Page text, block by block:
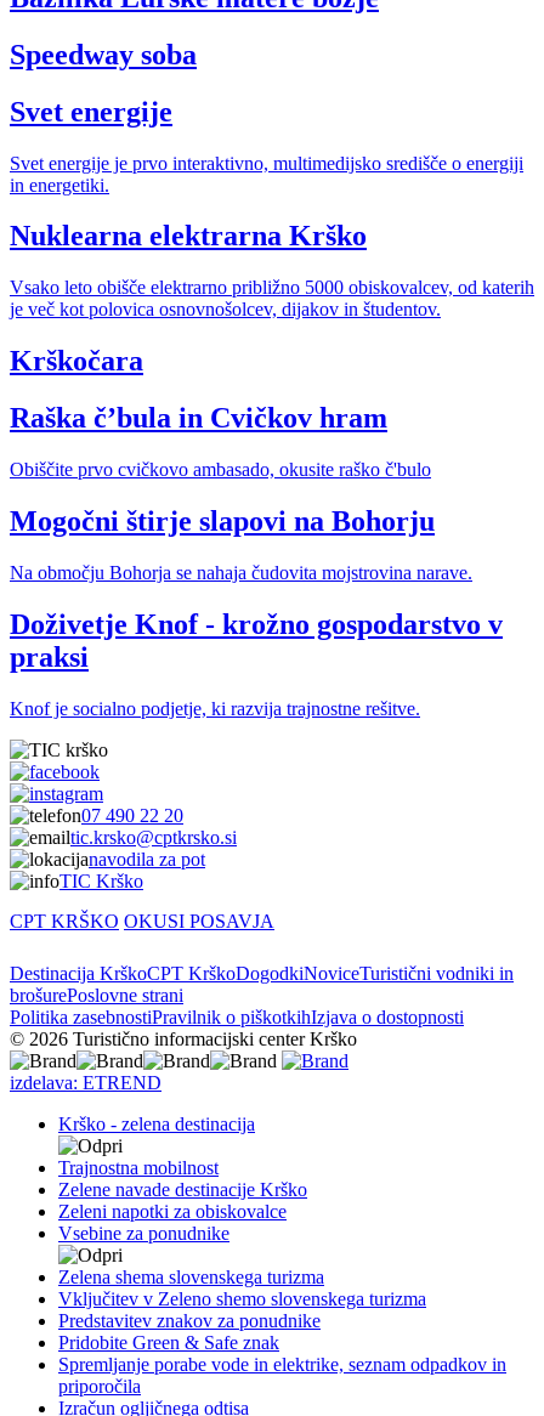
Speedway soba
Svet energije
Svet energije je prvo interaktivno, multimedijsko središče o energiji
in energetiki.
Nuklearna elektrarna Krško
Vsako leto obišče elektrarno približno 5000 obiskovalcev, od katerih
je več kot polovica osnovnošolcev, dijakov in študentov.
Krškočara
Raška č’bula in Cvičkov hram
Obiščite prvo cvičkovo ambasado, okusite raško č'bulo
Mogočni štirje slapovi na Bohorju
Na območju Bohorja se nahaja čudovita mojstrovina narave.
Doživetje Knof - krožno gospodarstvo v
praksi
Knof je socialno podjetje, ki razvija trajnostne rešitve.
07 490 22 20
tic.krsko@cptkrsko.si
navodila za pot
TIC Krško
CPT KRŠKO OKUSI POSAVJA
Destinacija KrškoCPT KrškoDogodkiNoviceTuristični vodniki in
brošurePoslovne strani
Politika zasebnostiPravilnik o piškotkihIzjava o dostopnosti
© 2026 Turistično informacijski center Krško
izdelava: ETREND
Krško - zelena destinacija
Trajnostna mobilnost
Zelene navade destinacije Krško
Zeleni napotki za obiskovalce
Vsebine za ponudnike
Zelena shema slovenskega turizma
Vključitev v Zeleno shemo slovenskega turizma
Predstavitev znakov za ponudnike
Pridobite Green & Safe znak
Spremljanje porabe vode in elektrike, seznam odpadkov in
priporočila
Izračun ogljičnega odtisa